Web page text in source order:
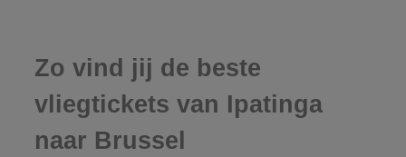
Zo vind jij de beste
vliegtickets van Ipatinga
naar Brussel